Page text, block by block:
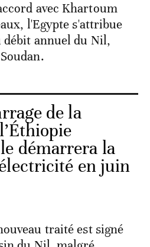
avec Khartoum
l'Egypte s'attribue
débit annuel du Nil,
de la
démarrera la
en juin
traité est signé